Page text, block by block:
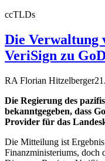
ccTLDs
Die Verwaltung
VeriSign zu
RA Florian Hitzelberger
Die Regierung des
bekanntgegeben, dass
Provider für das
Die Mitteilung ist Ergebnis
Finanzministeriums, doch